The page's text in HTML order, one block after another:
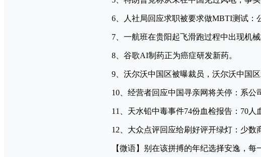
6、人社局回应求职被要求做MBTI测试：
7、一航班在贵阳起飞滑跑过程中出现机
8、谷歌AI制药正为癌症研发新药。
9、沃尔沃中国区被曝裁员，沃尔沃中国区
10、经营者回应中国寻亲网将关停：系公
11、天水铅中毒事件74份血检报告：70人
12、大众点评回应给刷好评开绿灯：少数
【微语】别在该拼搏的年纪选择安逸，